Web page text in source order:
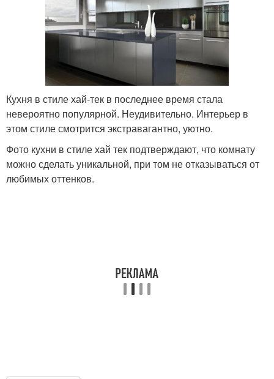
Кухня в стиле хай-тек в последнее время стала
невероятно популярной. Неудивительно. Интерьер в
этом стиле смотрится экстравагантно, уютно.
Фото кухни в стиле хай тек подтверждают, что комнату
можно сделать уникальной, при том не отказываться от
любимых оттенков.